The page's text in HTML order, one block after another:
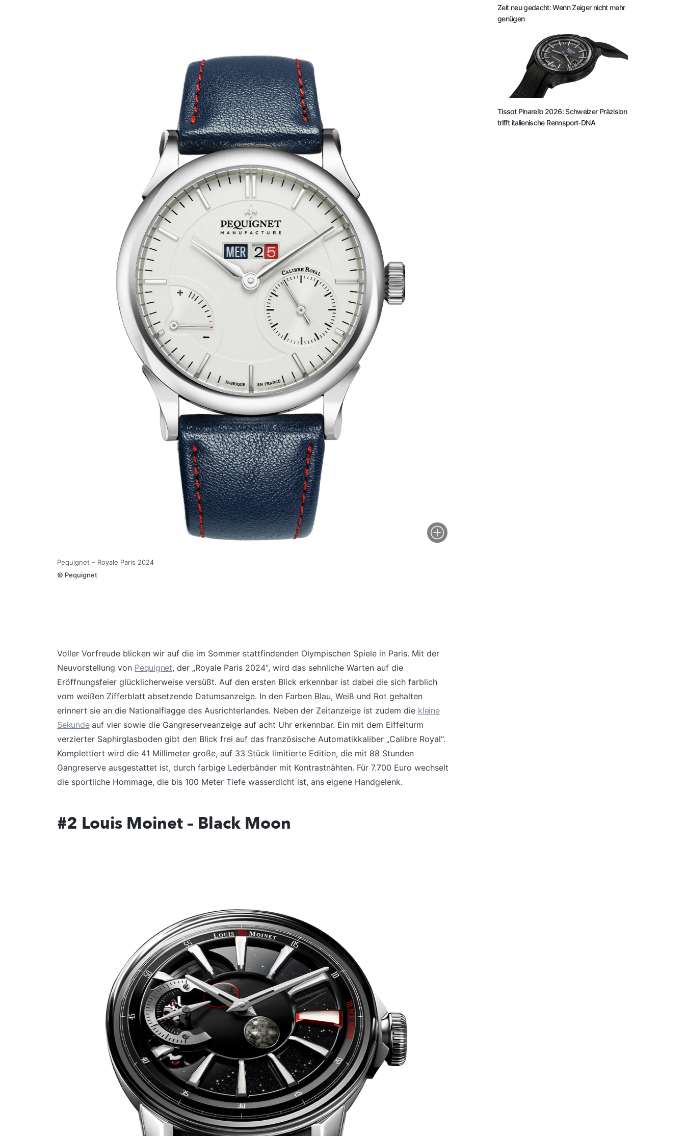
Pequignet – Royale Paris 2024
© Pequignet
Voller Vorfreude blicken wir auf die im Sommer stattfindenden Olympischen Spiele in Paris. Mit der
Neuvorstellung von Pequignet, der „Royale Paris 2024“, wird das sehnliche Warten auf die
Eröffnungsfeier glücklicherweise versüßt. Auf den ersten Blick erkennbar ist dabei die sich farblich
vom weißen Zifferblatt absetzende Datumsanzeige. In den Farben Blau, Weiß und Rot gehalten
erinnert sie an die Nationalflagge des Ausrichterlandes. Neben der Zeitanzeige ist zudem die kleine
Sekundeauf vier sowie die Gangreserveanzeige auf acht Uhr erkennbar. Ein mit dem Eiffelturm
verzierter Saphirglasboden gibt den Blick frei auf das französische Automatikkaliber „Calibre Royal“.
Komplettiert wird die 41 Millimeter große, auf 33 Stück limitierte Edition, die mit 88 Stunden
Gangreserve ausgestattet ist, durch farbige Lederbänder mit Kontrastnähten. Für 7.700 Euro wechselt
die sportliche Hommage, die bis 100 Meter Tiefe wasserdicht ist, ans eigene Handgelenk.
#2 Louis Moinet – Black Moon
Zeit neu gedacht: Wenn Zeiger nicht mehr
genügen
Tissot Pinarello 2026: Schweizer Präzision
trifft italienische Rennsport-DNA